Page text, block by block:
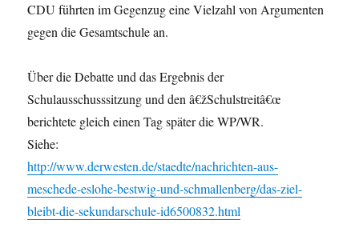
CDU führten im Gegenzug eine Vielzahlvon Argumenten
gegen die Gesamtschule an.
Über die Debatte und das Ergebnis der
Schulausschusssitzung und denâ€žSchulstreitâ€œ
berichtete gleich einen Tag später die WP/WR.
Siehe:
http://www.derwesten.de/staedte/nachrichten-aus-
meschede-eslohe-bestwig-und-schmallenberg/das-ziel-
bleibt-die-sekundarschule-id6500832.html